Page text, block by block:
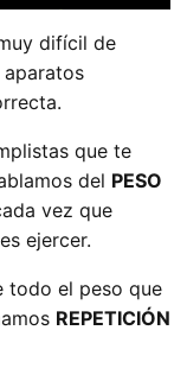
difícil de
que te
del PESO
vez que
ejercer.
todo el peso que
REPETICIÓN